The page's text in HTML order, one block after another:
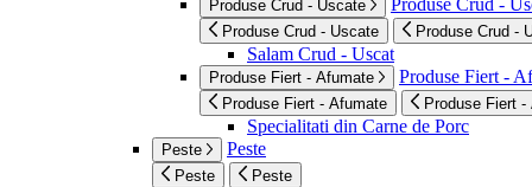
Produse Crud - Uscate
Produse Crud -
Produse Crud - Uscate Produse Crud -
Salam Crud - Uscat
Produse Fiert - Afumate Produse Fiert -
Produse Fiert - Afumate Produse Fiert -
Specialitati din Carne de Porc
Peste Peste
Peste Peste